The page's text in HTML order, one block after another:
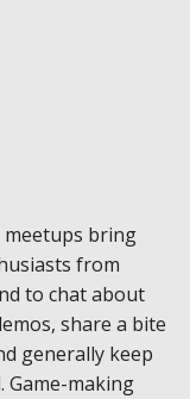
meetups bring
from
to chat about
share a bite
generally keep
Game-making